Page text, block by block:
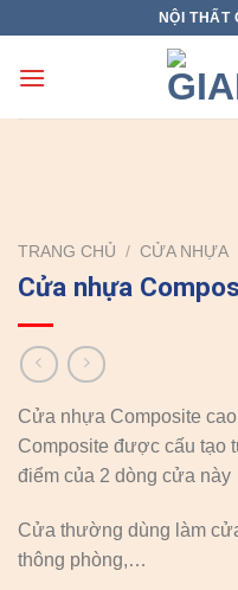
content
NỘI THẤT
TRANG CHỦ / CỬA NHỰA
Cửa nhựa
Cửa nhựa Composite
Composite được cấu tạo
điểm của 2 dòng cửa này
Cửa thường dùng làm
thông phòng,…